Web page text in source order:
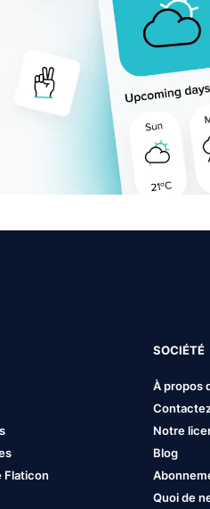
Flaticon
SOCIÉTÉ
À propos
Notre
Blog
Quoi de